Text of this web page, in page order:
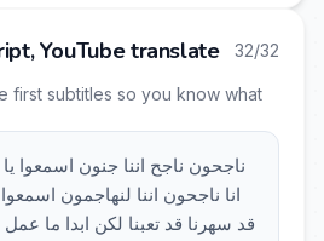
YouTube translate 32/32
first subtitles so you know what
انا ناجحون اننا لنهاجمون
قد سهرنا قد تعبنا لكن ابدا ما عمل